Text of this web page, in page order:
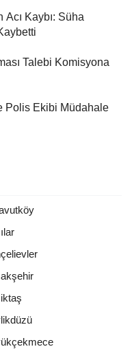
Acı Kaybı: Süha
Talebi Komisyona
Polis Ekibi Müdahale